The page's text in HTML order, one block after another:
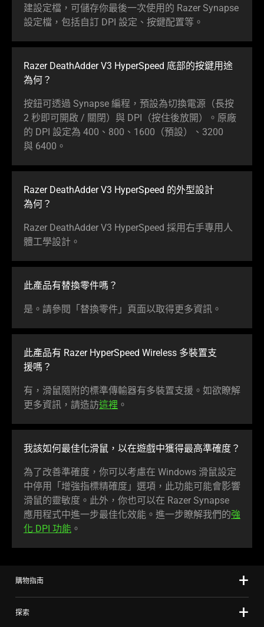
建設定檔，可儲存你最後一次使用的 Razer Synapse
設定檔，包括自訂 DPI 設定、按鍵配置等 。
Razer DeathAdder V3 HyperSpeed 底部的按鍵用途
為何 ？
按鈕可透過 Synapse 編程，預設為切換電源（長按
2 秒即可開啟 / 關閉）與 DPI（按住後放開）。原廠
的 DPI 設定為 400、800、1600（預設）、3200
與 6400。
Razer DeathAdder V3 HyperSpeed 的外型設計
為何 ？
Razer DeathAdder V3 HyperSpeed 採用右手專用人
體工學設計 。
此產品有替換零件嗎 ？
是。請參閱「替換零件」頁面以取得更多資訊 。
此產品有 Razer HyperSpeed Wireless 多裝置支
援嗎 ？
有，滑鼠隨附的標準傳輸器有多裝置支援。如欲瞭解
更多資訊，請造訪這裡 。
我該如何最佳化滑鼠，以在遊戲中獲得最高準確度 ？
為了改善準確度，你可以考慮在 Windows 滑鼠設定
中停用「增強指標精確度」選項，此功能可能會影響
滑鼠的靈敏度。此外，你也可以在 Razer Synapse
應用程式中進一步最佳化效能。進一步瞭解我們的強
化 DPI 功能 。
購物指南
探索